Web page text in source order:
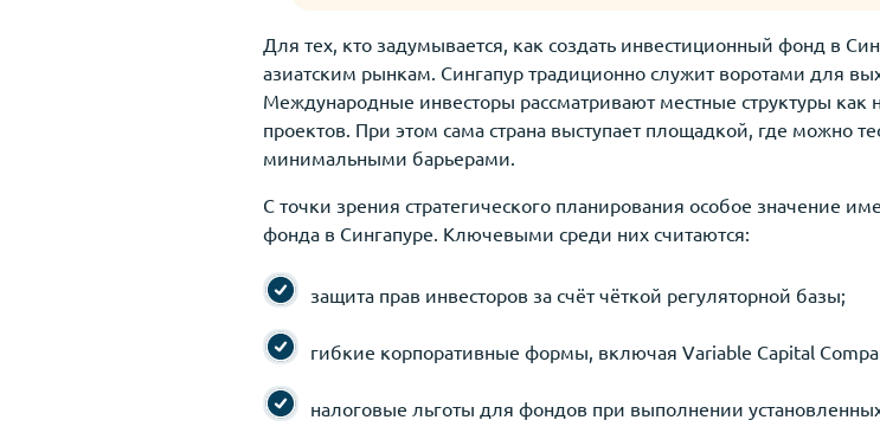
Для тех, кто задумывается, как создать инвестиционный фонд в
азиатским рынкам. Сингапур традиционно служит воротами для
Международные инвесторы рассматривают местные структуры
проектов. При этом сама страна выступает площадкой, где можно
минимальными барьерами.
С точки зрения стратегического планирования особое значение
фонда в Сингапуре. Ключевыми среди них считаются:
защита прав инвесторов за счёт чёткой регуляторной базы;
гибкие корпоративные формы, включая Variable Capital
налоговые льготы для фондов при выполнении